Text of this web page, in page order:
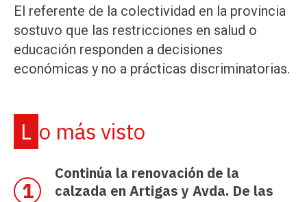
El referente de la colectividad en la provincia
sostuvo que las restricciones en salud o
educación responden a decisiones
económicas y no a prácticas discriminatorias.
Lo más visto
Continúa la renovación de la
calzada en Artigas y Avda. De las